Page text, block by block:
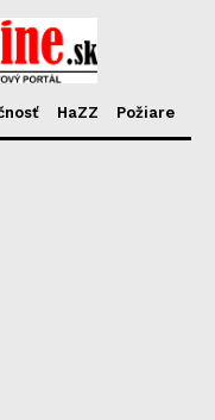
HaZZ Požiare